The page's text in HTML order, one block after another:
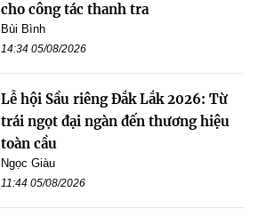
cho công tác thanh tra
Bùi Bình
14:34 05/08/2026
Lễ hội Sầu riêng Đắk Lắk 2026: Từ
trái ngọt đại ngàn đến thương hiệu
toàn cầu
Ngọc Giàu
11:44 05/08/2026